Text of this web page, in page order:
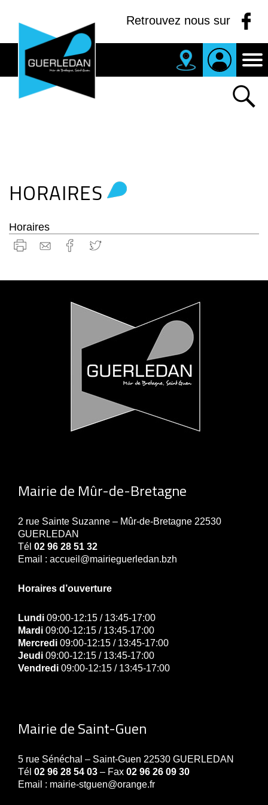
Retrouvez nous sur
HORAIRES
Horaires
Mairie de Mûr-de-Bretagne
2 rue Sainte Suzanne – Mûr-de-Bretagne 22530
GUERLEDAN
Tél 02 96 28 51 32
Email : accueil@mairieguerledan.bzh
Horaires d’ouverture
Lundi 09:00-12:15 / 13:45-17:00
Mardi 09:00-12:15 / 13:45-17:00
Mercredi 09:00-12:15 / 13:45-17:00
Jeudi 09:00-12:15 / 13:45-17:00
Vendredi 09:00-12:15 / 13:45-17:00
Mairie de Saint-Guen
5 rue Sénéchal – Saint-Guen 22530 GUERLEDAN
Tél 02 96 28 54 03 – Fax 02 96 26 09 30
Email : mairie-stguen@orange.fr